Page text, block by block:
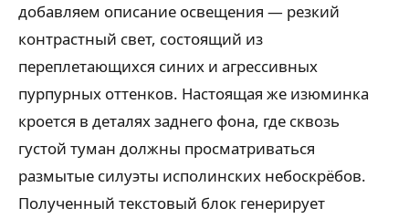
добавляем описание освещения — резкий
контрастный свет, состоящий из
переплетающихся синих и агрессивных
пурпурных оттенков. Настоящая же изюминка
кроется в деталях заднего фона, где сквозь
густой туман должны просматриваться
размытые силуэты исполинских небоскрёбов.
Полученный текстовый блок генерирует